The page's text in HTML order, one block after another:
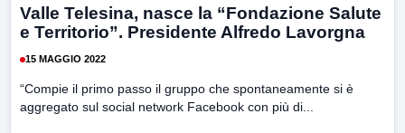
Valle Telesina, nasce la “Fondazione Salute
e Territorio”. Presidente Alfredo Lavorgna
15 MAGGIO 2022
“Compie il primo passo il gruppo che spontaneamente si è
aggregato sul social network Facebook con più di...